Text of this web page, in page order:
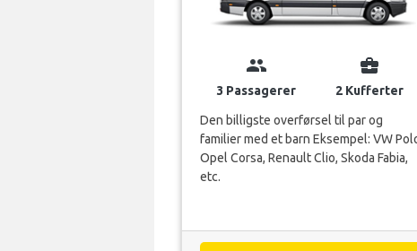
3 Passagerer 2 Kufferter
familier med et barn Eksempel: VW Polo,
Opel Corsa, Renault Clio, Skoda Fabia,
etc.